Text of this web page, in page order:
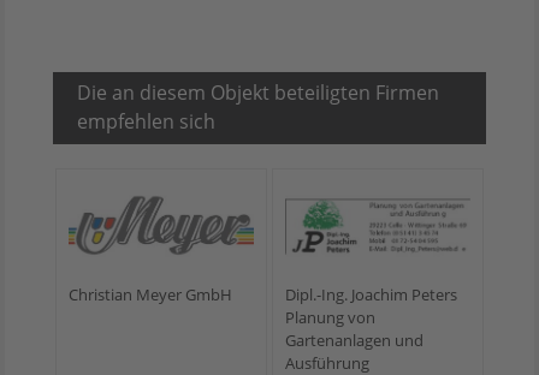
Die an diesem Objekt beteiligten Firmen
empfehlen sich
Christian Meyer GmbH
Dipl.-Ing. Joachim Peters
Planung von
Gartenanlagen und
Ausführung